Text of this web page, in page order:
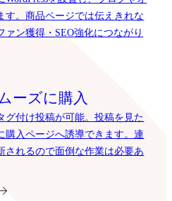
す。商品ページでは伝えきれな
ン獲得・SEO強化につながり
ーズに購入
グ付け投稿が可能。投稿を見た
購入ページへ誘導できます。連
されるので面倒な作業は必要あ